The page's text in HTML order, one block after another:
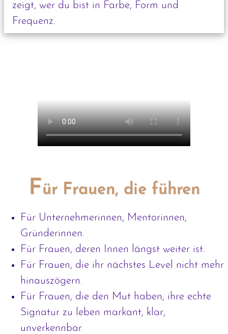
zeigt, wer du bist in Farbe, Form und
Frequenz.
Für Frauen, die führen
Für Unternehmerinnen, Mentorinnen,
Gründerinnen.
Für Frauen, deren Innen längst weiter ist.
Für Frauen, die ihr nächstes Level nicht mehr
hinauszögern.
Für Frauen, die den Mut haben, ihre echte
Signatur zu leben markant, klar,
unverkennbar.